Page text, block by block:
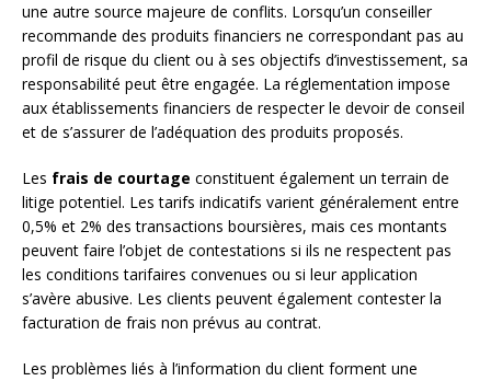
une autre source majeure de conflits. Lorsqu’un conseiller
recommande des produits financiers ne correspondant pas au
profil de risque du client ou à ses objectifs d’investissement, sa
responsabilité peut être engagée. La réglementation impose
aux établissements financiers de respecter le devoir de conseil
et de s’assurer de l’adéquation des produits proposés.
Les frais de courtage constituent également un terrain de
litige potentiel. Les tarifs indicatifs varient généralement entre
0,5% et 2% des transactions boursières, mais ces montants
peuvent faire l’objet de contestations si ils ne respectent pas
les conditions tarifaires convenues ou si leur application
s’avère abusive. Les clients peuvent également contester la
facturation de frais non prévus au contrat.
Les problèmes liés à l’information du client forment une